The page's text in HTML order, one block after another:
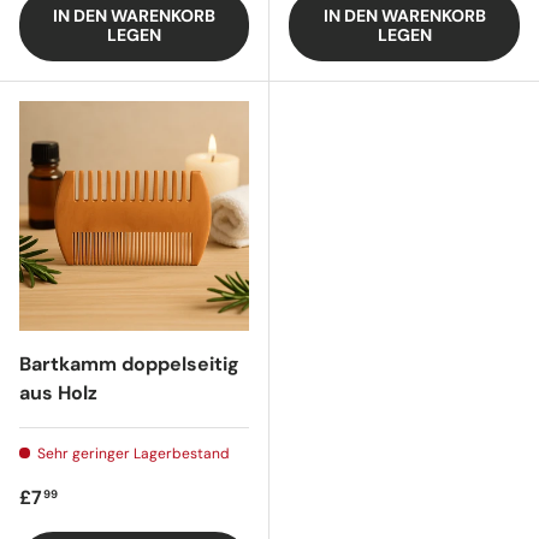
IN DEN WARENKORB
LEGEN
IN DEN WARENKORB
LEGEN
Bartkamm doppelseitig
aus Holz
Sehr geringer Lagerbestand
Regulärer Preis
£799